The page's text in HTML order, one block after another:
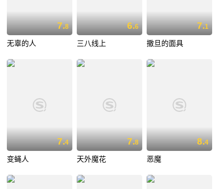
7.8
无辜的人
6.6
三八线上
7.1
撒旦的面具
7.4
变蝇人
7.8
天外魔花
8.4
恶魔